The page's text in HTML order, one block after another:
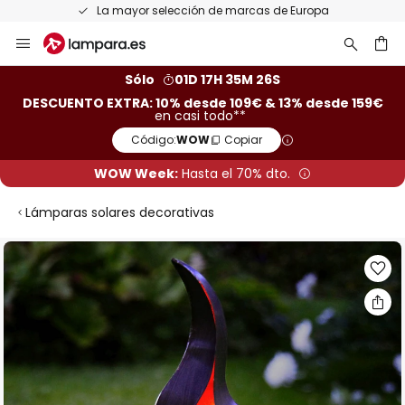
La mayor selección de marcas de Europa
al
Sólo
01D 17H 35M 25S
DESCUENTO EXTRA: 10% desde 109€ & 13% desde 159€
en casi todo**
Código:WOW Copiar
WOW Week: Hasta el 70% dto.
Lámparas solares decorativas
Saltar
al
final
galería